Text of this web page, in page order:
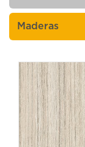
Maderas